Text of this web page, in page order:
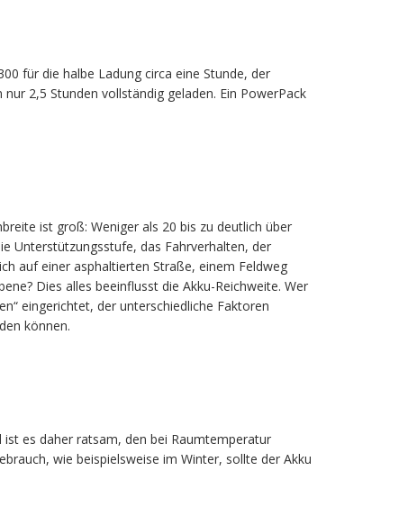
für die halbe Ladung circa eine Stunde, der
2,5 Stunden vollständig geladen. Ein PowerPack
ist groß: Weniger als 20 bis zu deutlich über
Unterstützungsstufe, das Fahrverhalten, der
auf einer asphaltierten Straße, einem Feldweg
Dies alles beeinflusst die Akku-Reichweite. Wer
eingerichtet, der unterschiedliche Faktoren
können.
ist es daher ratsam, den bei Raumtemperatur
wie beispielsweise im Winter, sollte der Akku